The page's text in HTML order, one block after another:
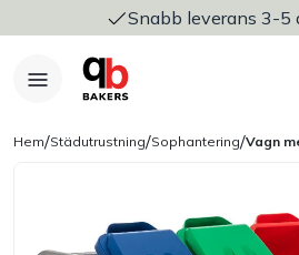
Snabb leverans 3-5
Hem/Städutrustning/Sophantering/Vagn